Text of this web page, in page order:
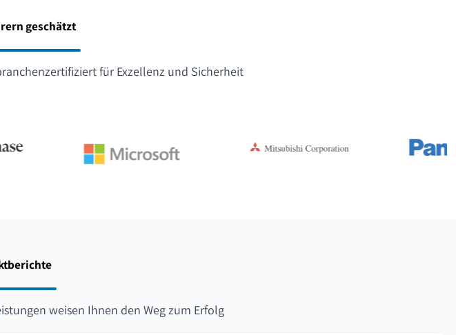
geschätzt
für Exzellenz und Sicherheit
weisen Ihnen den Weg zum Erfolg